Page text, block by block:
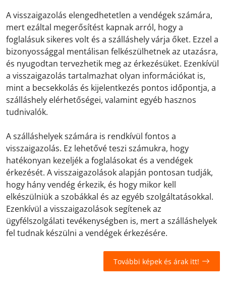
A visszaigazolás elengedhetetlen a vendégek számára,
mert ezáltal megerősítést kapnak arról, hogy a
foglalásuk sikeres volt és a szálláshely várja őket. Ezzel a
bizonyossággal mentálisan felkészülhetnek az utazásra,
és nyugodtan tervezhetik meg az érkezésüket. Ezenkívül
a visszaigazolás tartalmazhat olyan információkat is,
mint a becsekkolás és kijelentkezés pontos időpontja, a
szálláshely elérhetőségei, valamint egyéb hasznos
tudnivalók.
A szálláshelyek számára is rendkívül fontos a
visszaigazolás. Ez lehetővé teszi számukra, hogy
hatékonyan kezeljék a foglalásokat és a vendégek
érkezését. A visszaigazolások alapján pontosan tudják,
hogy hány vendég érkezik, és hogy mikor kell
elkészülniük a szobákkal és az egyéb szolgáltatásokkal.
Ezenkívül a visszaigazolások segítenek az
ügyfélszolgálati tevékenységben is, mert a szálláshelyek
fel tudnak készülni a vendégek érkezésére.
További képek és árak itt!